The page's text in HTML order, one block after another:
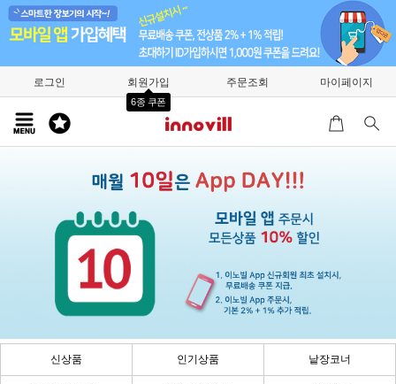
로그인 회원가입
6종 쿠폰
주문조회 마이페이지
신상품 인기상품 낱장코너